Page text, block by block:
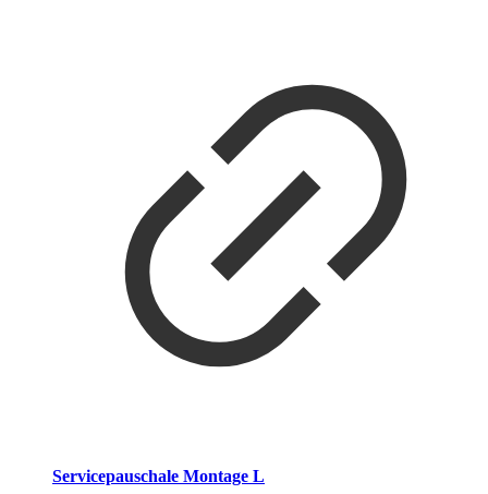
Servicepauschale Montage L